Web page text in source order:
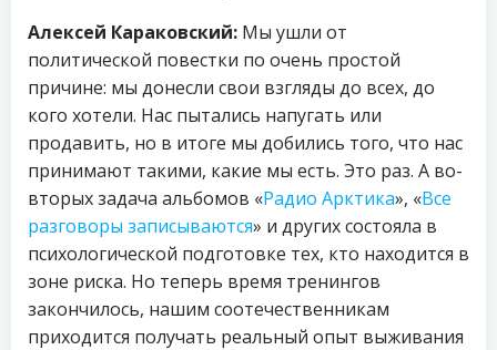
Алексей Караковский: Мы ушли от
политической повестки по очень простой
причине: мы донесли свои взгляды до всех, до
кого хотели. Нас пытались напугать или
продавить, но в итоге мы добились того, что нас
принимают такими, какие мы есть. Это раз. А во-
вторых задача альбомов «Радио Арктика», «Все
разговоры записываются» и других состояла в
психологической подготовке тех, кто находится в
зоне риска. Но теперь время тренингов
закончилось, нашим соотечественникам
приходится получать реальный опыт выживания